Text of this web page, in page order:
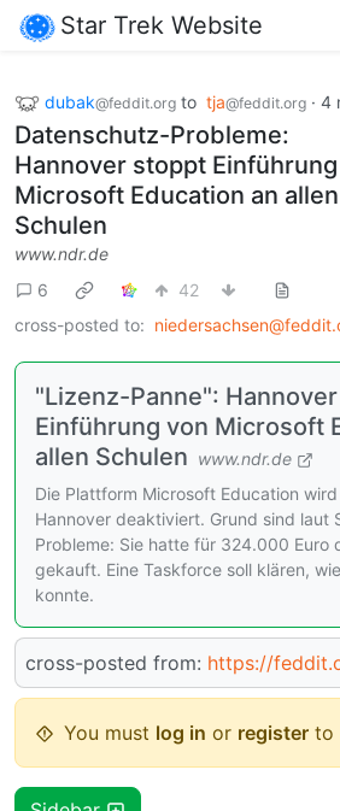
Star Trek Website
dubak@feddit.org to tja@feddit.org · 4
Datenschutz-Probleme:
Hannover stoppt
Microsoft Education an allen
Schulen
www.ndr.de
6
42
cross-posted to:
"Lizenz-Panne":
Einführung von Microsoft
allen Schulen www.ndr.de
Die Plattform Microsoft Education
Hannover deaktiviert. Grund sind laut
Probleme: Sie hatte für 324.000 Euro
gekauft. Eine Taskforce soll klären,
konnte.
cross-posted from: https://
You must log in or register to